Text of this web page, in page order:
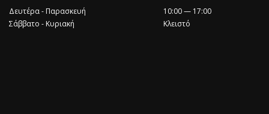
Δευτέρα - Παρασκευή
10:00 — 17:00
Σάββατο - Κυριακή
Κλειστό